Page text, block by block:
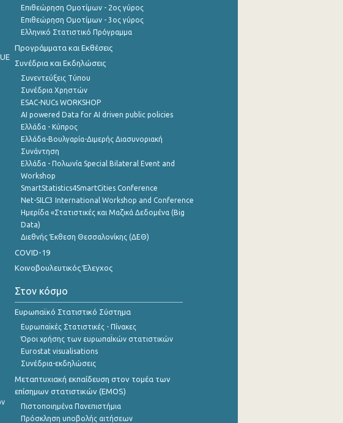
Επιθεώρηση Ομοτίμων - 2ος γύρος
Επιθεώρηση Ομοτίμων - 3ος γύρος
Ελληνικό Στατιστικό Πρόγραμμα
Προγράμματα και Εκθέσεις
Συνέδρια και Εκδηλώσεις
Συνεντεύξεις Τύπου
Συνέδρια Χρηστών
ESAC-NUCs WORKSHOP
AI powered Data for AI driven public policies
Ελλάδα - Κύπρος
Ελλάδα-Βουλγαρία-Διμερής Διασυνοριακή
Συνάντηση
Ελλάδα - Πολωνία Special Bilateral Event and
Workshop
SmartStatistics4SmartCities Conference
Net-SILC3 International Workshop and Conference
Ημερίδα «Στατιστικές και Μαζικά Δεδομένα (Big
Data)
Διεθνής Έκθεση Θεσσαλονίκης (ΔΕΘ)
COVID-19
Κοινοβουλευτικός Έλεγχος
Στον κόσμο
Ευρωπαϊκό Στατιστικό Σύστημα
Ευρωπαϊκές Στατιστικές - Πίνακες
Όροι χρήσης των ευρωπαΪκών στατιστικών
Eurostat visualisations
Συνέδρια-εκδηλώσεις
Μεταπτυχιακή εκπαίδευση στον τομέα των
επίσημων στατιστικών (EMOS)
Πιστοποιημένα Πανεπιστήμια
Πρόσκληση υποβολής αιτήσεων